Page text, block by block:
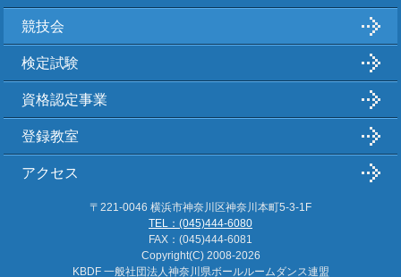
競技会
検定試験
資格認定事業
登録教室
アクセス
〒221-0046 横浜市神奈川区神奈川本町5-3-1F
TEL：(045)444-6080
FAX：(045)444-6081
Copyright(C) 2008-2026
KBDF 一般社団法人神奈川県ボールルームダンス連盟